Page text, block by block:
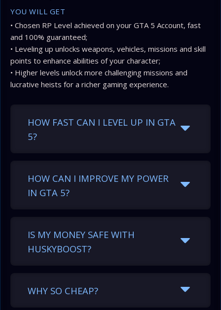
YOU WILL GET
• Chosen RP Level achieved on your GTA 5 Account, fast
and 100% guaranteed;
• Leveling up unlocks weapons, vehicles, missions and skill
points to enhance abilities of your character;
• Higher levels unlock more challenging missions and
lucrative heists for a richer gaming experience.
HOW FAST CAN I LEVEL UP IN GTA
5?
HOW CAN I IMPROVE MY POWER
IN GTA 5?
IS MY MONEY SAFE WITH
HUSKYBOOST?
WHY SO CHEAP?